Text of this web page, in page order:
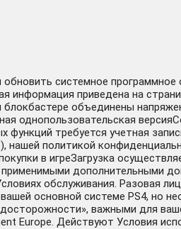
системное
информация приведена на
объединены
однопользовательская
функций требуется учетная
политикой
в игреЗагрузка
дополнительными
обслуживания. Разовая
основной системе PS4, но
важными для
Europe. Действуют Условия